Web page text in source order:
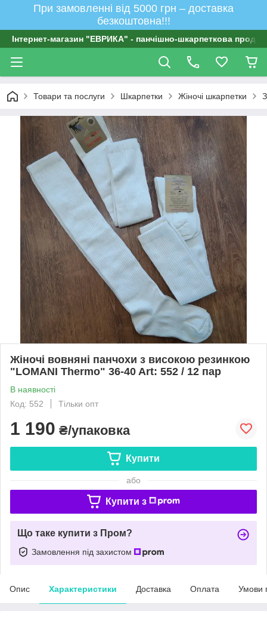
При замовленні від 5000 грн – доставка
безкоштовна!!!
Інтернет-магазин "ЕВРИКА" - панчішно-шкарпеткова
Товари та послуги Шкарпетки Жіночі шкарпетки
Жіночі вовняні панчохи з високою резинкою
"LOMANI Thermo" 36-40 Art: 552 / 12 пар
В наявності
Код: 552
Тільки опт
1 190 ₴/упаковка
Купити
або
Купити з
Що таке купити з Пром?
Замовлення під захистом
Опис Характеристики Доставка Оплата Умови